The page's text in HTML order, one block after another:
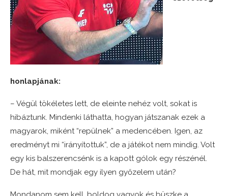
honlapjának:
– Végül tökéletes lett, de eleinte nehéz volt, sokat is
hibáztunk. Mindenki láthatta, hogyan játszanak ezek a
magyarok, miként “repülnek” a medencében. Igen, az
eredményt mi “irányítottuk”, de a játékot nem mindig. Volt
egy kis balszerencsénk is a kapott gólok egy részénél.
De hát, mit mondjak egy ilyen győzelem után?